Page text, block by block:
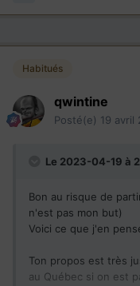
Habitués
qwintine
Posté(e) 19 avril
Le 2023-04-19 à
Bon au risque de
n'est pas mon but)
Voici ce que j'en
Ton propos est très
au Québec si on est